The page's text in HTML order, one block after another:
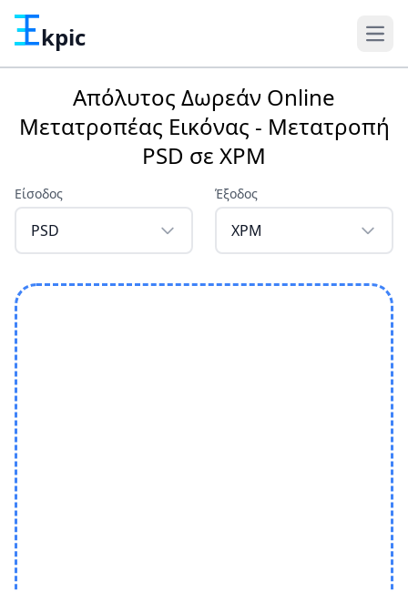
kpic
Απόλυτος Δωρεάν Online
Μετατροπέας Εικόνας - Μετατροπή
PSD σε XPM
Είσοδος
PSD
Έξοδος
XPM